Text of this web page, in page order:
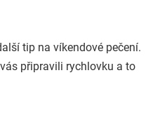
tip na víkendové pečení.
připravili rychlovku a to